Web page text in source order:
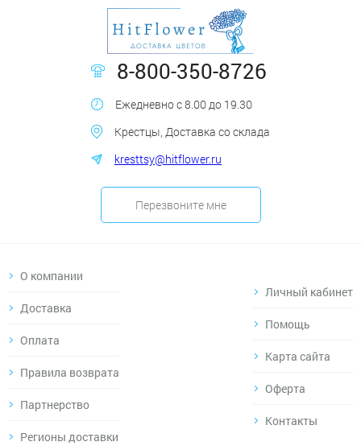
8-800-350-8726
Ежедневно с 8.00 до 19.30
Крестцы, Доставка со склада
kresttsy@hitflower.ru
Перезвоните мне
О компании
Доставка
Оплата
Правила возврата
Партнерство
Регионы доставки
Личный кабинет
Помощь
Карта сайта
Оферта
Контакты